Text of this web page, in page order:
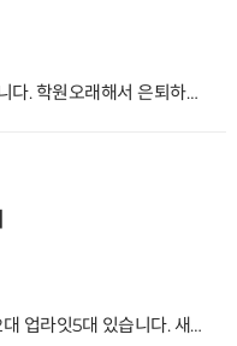
내서에 있는 영수학원입니다. 위치좋습니다. 학원오래해서 은퇴하려고 내놓습니다. 학교많고 학생자원들 많은 곳이니 새로 시작하실분 문의주세요 거래형태:임대 종류:사무소 사용승인일:2007.10.17입주가능일:협의 주차:가능 방향:주출입구기준 남향 관리비:없음2/3층
대방동에 있는 음악학원입니다 그랜드2대 업라잇5대 있습니다. 새로 시작하실분 연락주세요 원생은 없습니다 매매도 시세대로 진행중입니다. 거래형태:임대 종류:학원사용승인일:2001.5.17입주가능일:혐의 주차:1대가능 방향:주출입구기준 남향 관리비:20만원7/7층